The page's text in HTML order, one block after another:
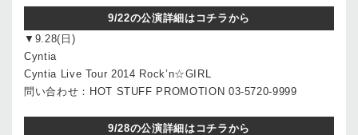
9/22の公演詳細はコチラから
▼9.28(日)
Cyntia
Cyntia Live Tour 2014 Rock’n☆GIRL
問い合わせ：HOT STUFF PROMOTION 03-5720-9999
9/28の公演詳細はコチラから